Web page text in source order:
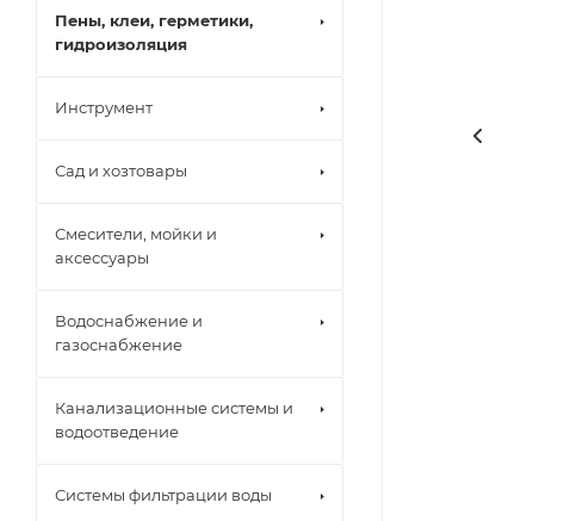
Пены, клеи, герметики,
гидроизоляция
Инструмент
Сад и хозтовары
Смесители, мойки и
аксессуары
Водоснабжение и
газоснабжение
Канализационные системы и
водоотведение
Системы фильтрации воды